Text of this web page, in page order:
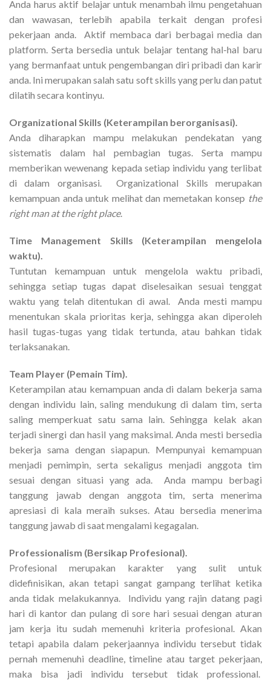
Anda harus aktif belajar untuk menambah ilmu pengetahuan
dan wawasan, terlebih apabila terkait dengan profesi
pekerjaan anda. Aktif membaca dari berbagai media dan
platform. Serta bersedia untuk belajar tentang hal-hal baru
yang bermanfaat untuk pengembangan diri pribadi dan karir
anda. Ini merupakan salah satu soft skills yang perlu dan patut
dilatih secara kontinyu.
Organizational Skills (Keterampilan berorganisasi).
Anda diharapkan mampu melakukan pendekatan yang
sistematis dalam hal pembagian tugas. Serta mampu
memberikan wewenang kepada setiap individu yang terlibat
di dalam organisasi. Organizational Skills merupakan
kemampuan anda untuk melihat dan memetakan konsep the
right man at the right place.
Time Management Skills (Keterampilan mengelola
waktu).
Tuntutan kemampuan untuk mengelola waktu pribadi,
sehingga setiap tugas dapat diselesaikan sesuai tenggat
waktu yang telah ditentukan di awal. Anda mesti mampu
menentukan skala prioritas kerja, sehingga akan diperoleh
hasil tugas-tugas yang tidak tertunda, atau bahkan tidak
terlaksanakan.
Team Player (Pemain Tim).
Keterampilan atau kemampuan anda di dalam bekerja sama
dengan individu lain, saling mendukung di dalam tim, serta
saling memperkuat satu sama lain. Sehingga kelak akan
terjadi sinergi dan hasil yang maksimal. Anda mesti bersedia
bekerja sama dengan siapapun. Mempunyai kemampuan
menjadi pemimpin, serta sekaligus menjadi anggota tim
sesuai dengan situasi yang ada. Anda mampu berbagi
tanggung jawab dengan anggota tim, serta menerima
apresiasi di kala meraih sukses. Atau bersedia menerima
tanggung jawab di saat mengalami kegagalan.
Professionalism (Bersikap Profesional).
Profesional merupakan karakter yang sulit untuk
didefinisikan, akan tetapi sangat gampang terlihat ketika
anda tidak melakukannya. Individu yang rajin datang pagi
hari di kantor dan pulang di sore hari sesuai dengan aturan
jam kerja itu sudah memenuhi kriteria profesional. Akan
tetapi apabila dalam pekerjaannya individu tersebut tidak
pernah memenuhi deadline, timeline atau target pekerjaan,
maka bisa jadi individu tersebut tidak professional.